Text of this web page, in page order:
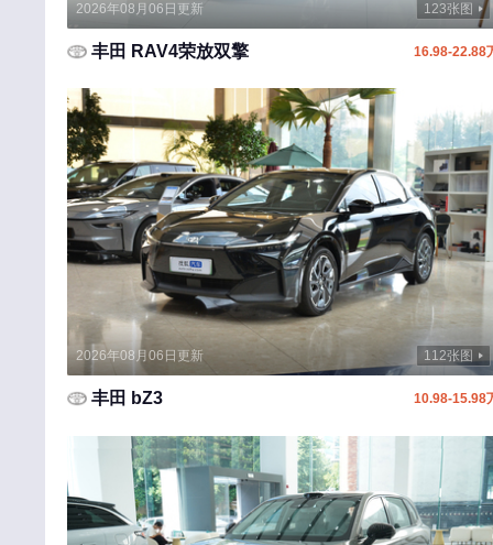
道朗格
E
东风奕派
二一二越野车
F
丰田
福特
方程豹
福田
飞凡汽车
飞碟汽车
G
广汽传祺
2026年08月06日更新 123张图
丰田 RAV4荣放双擎 16.98-22.88
2026年08月06日更新 112张图
丰田 bZ3 10.98-15.98